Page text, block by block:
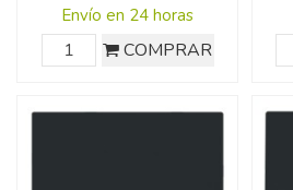
Envío en 24 horas
COMPRAR